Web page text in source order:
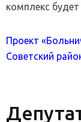
комплекс
Проект
Советский